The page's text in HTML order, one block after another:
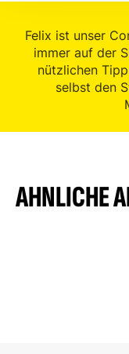
Felix ist unser
immer auf der
nützlichen
selbst den
AHNLICHE